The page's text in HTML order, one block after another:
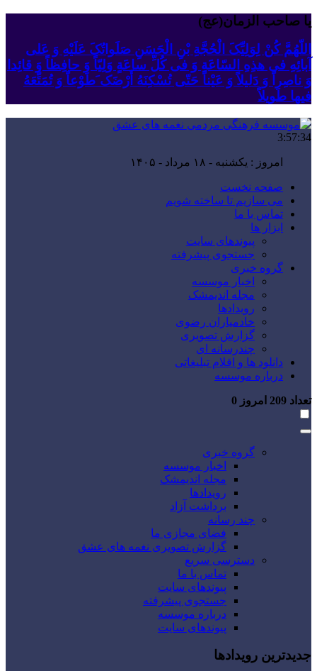
یا صاحب الزمان(عج)
اللّهُمَّ کُنْ لِوَلِیِّکَ الْحُجَّةِ بْنِ الْحَسَنِ صَلَواتُکَ عَلَیْهِ وَ عَلى
آبائِهِ فی هذِهِ السّاعَةِ وَ فی کُلِّ ساعَةٍ وَلِیّاً وَ حافِظاً وَ قائِدا
‏وَ ناصِراً وَ دَلیلاً وَ عَیْناً حَتّى تُسْکِنَهُ أَرْضَک َطَوْعاً وَ تُمَتِّعَهُ
فیها طَویلاً
3:57:34
امروز : یکشنبه - ۱۸ مرداد - ۱۴۰۵
صفحه نخست
می سازیم تا ساخته شویم
تماس با ما
ابزار ها
پیوندهای سایت
جستجوی پیشرفته
گروه خبری
اخبار موسسه
مجله اندیمشک
رویدادها
خادمیاران رضوی
گزارش تصویری
چندرسانه ای
دانلود ها و اقلام تبلیغاتی
درباره موسسه
تعداد امروز 0
گروه خبری
اخبار موسسه
مجله اندیمشک
رویدادها
برداشت آزاد
چند رسانه
فضای مجازی ما
گزارش تصویری نغمه های عشق
دسترسی سریع
تماس با ما
پیوندهای سایت
جستجوی پیشرفته
درباره موسسه
پیوندهای سایت
جدیدترین رویدادها